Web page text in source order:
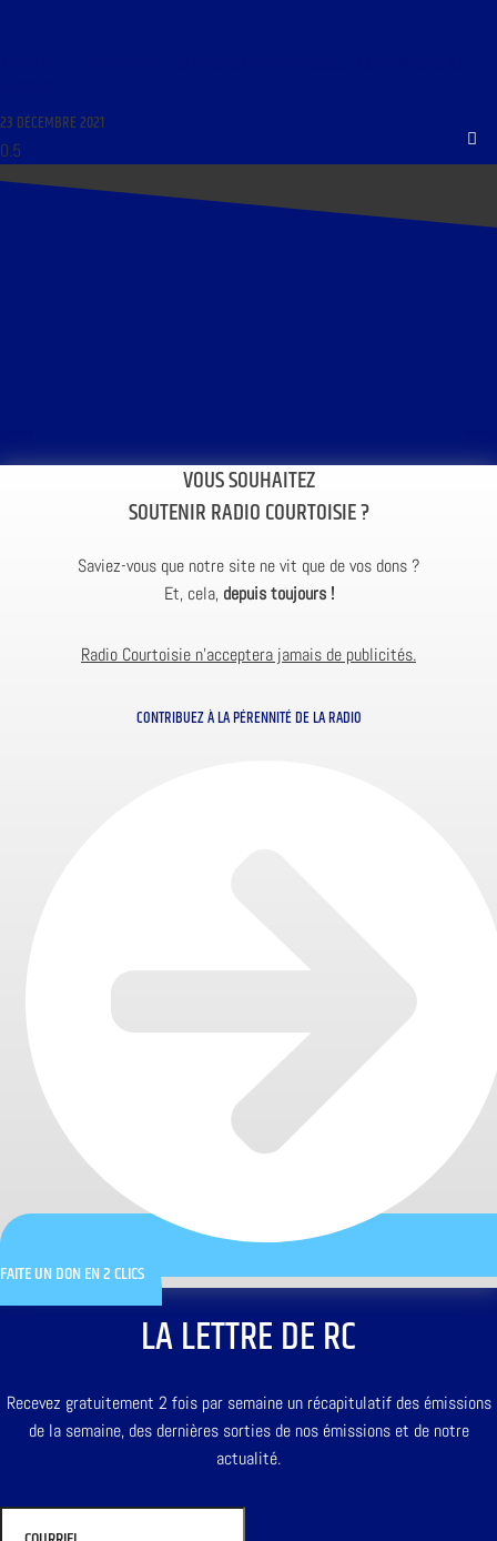
23 DÉCEMBRE 2021
VOUS SOUHAITEZ
SOUTENIR RADIO COURTOISIE ?
Saviez-vous que notre site ne vit que de vos dons ?
Et, cela, depuis toujours !
Radio Courtoisie n’acceptera jamais de publicités.
CONTRIBUEZ À LA PÉRENNITÉ DE LA RADIO
FAITE UN DON EN 2 CLICS
LA LETTRE DE RC
Recevez gratuitement 2 fois par semaine un récapitulatif des émissions
de la semaine, des dernières sorties de nos émissions et de notre
actualité.